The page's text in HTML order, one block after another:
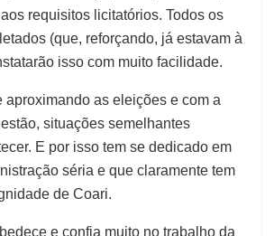
requisitos licitatórios. Todos os
(que, reforçando, já estavam à
isso com muito facilidade.
aproximando as eleições e com a
situações semelhantes
E por isso tem se dedicado em
séria e que claramente tem
de Coari.
e confia muito no trabalho da